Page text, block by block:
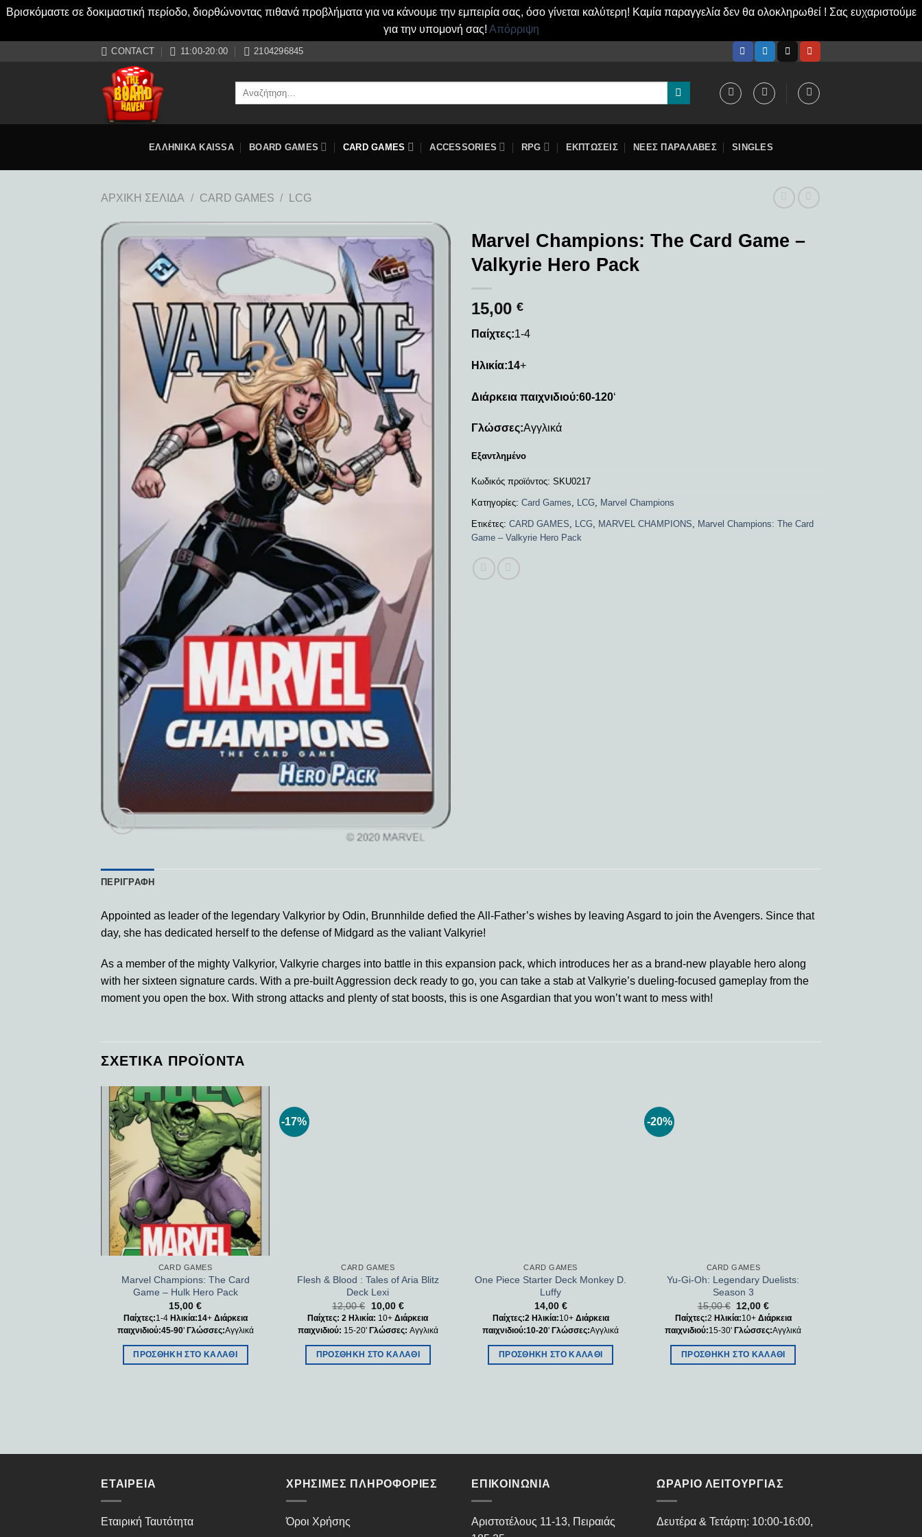
Βρισκόμαστε σε δοκιμαστική περίοδο, διορθώνοντας πιθανά προβλήματα για να κάνουμε την εμπειρία σας, όσο γίνεται καλύτερη! Καμία παραγγελία δεν θα ολοκληρωθεί ! Σας ευχαριστούμε
για την υπομονή σας! Απόρριψη
CONTACT 11:00-20:00 2104296845
Αναζήτηση
ΕΛΛΗΝΙΚΑ KAISSA BOARD GAMES CARD GAMES ACCESSORIES RPG ΕΚΠΤΩΣΕΙΣ ΝΕΕΣ ΠΑΡΑΛΑΒΕΣ SINGLES
ΑΡΧΙΚΉ ΣΕΛΊΔΑ / CARD GAMES / LCG
Add to
wishlist
Marvel Champions: The Card Game –
Valkyrie Hero Pack
15,00 €
Παίχτες:1-4
Ηλικία:14+
Διάρκεια παιχνιδιού:60-120‘
Γλώσσες:Αγγλικά
Εξαντλημένο
Κωδικός προϊόντος: SKU0217
Κατηγορίες: Card Games LCG Marvel Champions
Ετικέτες: CARD GAMES LCG MARVEL CHAMPIONS
Marvel Champions: The Card
Game – Valkyrie Hero Pack
ΠΕΡΙΓΡΑΦΉ
Appointed as leader of the legendary Valkyrior by Odin, Brunnhilde defied the All-Father’s wishes by leaving Asgard to join the Avengers. Since that
day, she has dedicated herself to the defense of Midgard as the valiant Valkyrie!
As a member of the mighty Valkyrior, Valkyrie charges into battle in this expansion pack, which introduces her as a brand-new playable hero along
with her sixteen signature cards. With a pre-built Aggression deck ready to go, you can take a stab at Valkyrie’s dueling-focused gameplay from the
moment you open the box. With strong attacks and plenty of stat boosts, this is one Asgardian that you won’t want to mess with!
ΣΧΕΤΙΚΆ ΠΡΟΪΌΝΤΑ
Add to
wishlist
CARD GAMES
Marvel Champions: The Card
Game – Hulk Hero Pack
15,00€
Παίχτες:1-4 Ηλικία:14+ Διάρκεια
παιχνιδιού:45-90' Γλώσσες:Αγγλικά
ΠΡΟΣΘΉΚΗ ΣΤΟ ΚΑΛΆΘΙ
-17%
CARD GAMES
Flesh & Blood : Tales of Aria Blitz
Deck Lexi
12,00€ 10,00 €
Παίχτες: 2 Ηλικία: 10+Διάρκεια
παιχνιδιού: 15-20' Γλώσσες: Αγγλικά
ΠΡΟΣΘΉΚΗ ΣΤΟ ΚΑΛΆΘΙ
CARD GAMES
One Piece Starter Deck Monkey D.
Luffy
14,00 €
Παίχτες:2 Ηλικία:10+ Διάρκεια
παιχνιδιού:10-20' Γλώσσες:Αγγλικά
ΠΡΟΣΘΉΚΗ ΣΤΟ ΚΑΛΆΘΙ
-20%
CARD GAMES
Yu-Gi-Oh: Legendary Duelists:
Season 3
15,00€ 12,00€
Παίχτες:2 Ηλικία:10+ Διάρκεια
παιχνιδιού:15-30' Γλώσσες:Αγγλικά
ΠΡΟΣΘΉΚΗ ΣΤΟ ΚΑΛΆΘΙ
ΕΤΑΙΡΕΊΑ
Εταιρική Ταυτότητα
ΧΡΉΣΙΜΕΣ ΠΛΗΡΟΦΟΡΊΕΣ
Όροι Χρήσης
ΕΠΙΚΟΙΝΩΝΊΑ
Αριστοτέλους 11-13, Πειραιάς
ΩΡΑΡΙΟ ΛΕΙΤΟΥΡΓΙΑΣ
Δευτέρα & Τετάρτη: 10:00-16:00,